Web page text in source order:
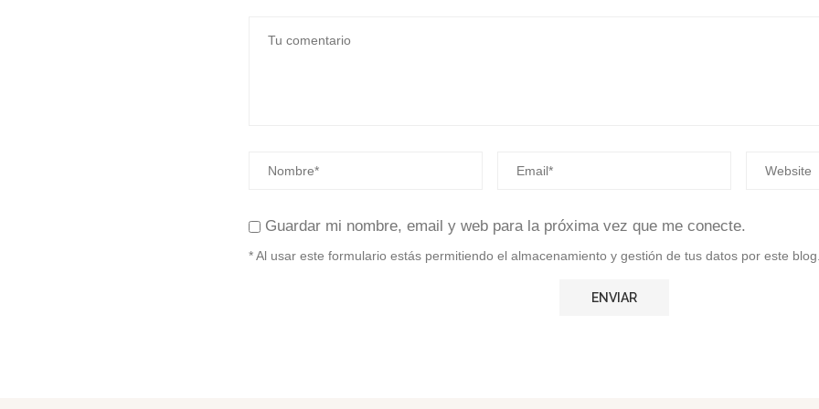
Guardar mi nombre, email y web para la próxima vez que me conecte.
* Al usar este formulario estás permitiendo el almacenamiento y gestión de tus datos por este